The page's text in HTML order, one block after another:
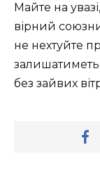
Майте на
вірний
не нехтуйте
без зайвих